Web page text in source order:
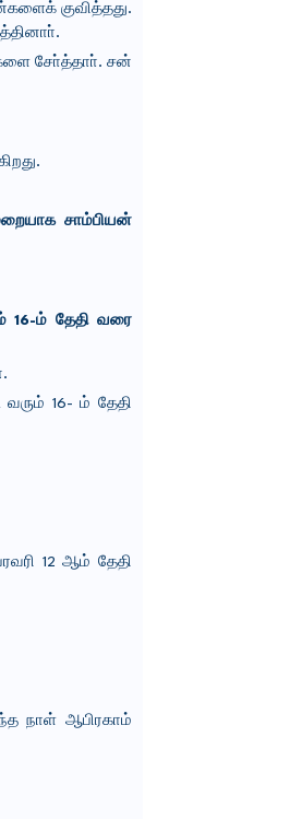
குவித்தது.
சோ்த்தாா். சன்
சாம்பியன்
16-ம் தேதி வரை
16- ம் தேதி
12 ஆம் தேதி
நாள் ஆபிரகாம்